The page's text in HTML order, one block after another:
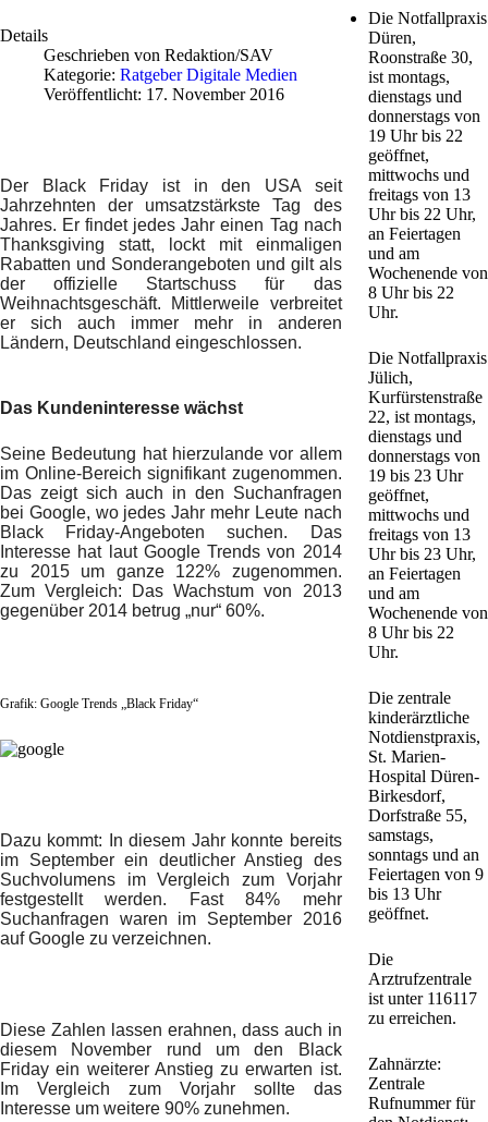
Details
Geschrieben von Redaktion/SAV
Kategorie: Ratgeber Digitale Medien
Veröffentlicht: 17. November 2016
Der Black Friday ist in den USA seit
Jahrzehnten der umsatzstärkste Tag des
Jahres. Er findet jedes Jahr einen Tag nach
Thanksgiving statt, lockt mit einmaligen
Rabatten und Sonderangeboten und gilt als
der offizielle Startschuss für das
Weihnachtsgeschäft. Mittlerweile verbreitet
er sich auch immer mehr in anderen
Ländern, Deutschland eingeschlossen.
Das Kundeninteresse wächst
Seine Bedeutung hat hierzulande vor allem
im Online-Bereich signifikant zugenommen.
Das zeigt sich auch in den Suchanfragen
bei Google, wo jedes Jahr mehr Leute nach
Black Friday-Angeboten suchen. Das
Interesse hat laut Google Trends von 2014
zu 2015 um ganze 122% zugenommen.
Zum Vergleich: Das Wachstum von 2013
gegenüber 2014 betrug „nur“ 60%.
Grafik: Google Trends „Black Friday“
Dazu kommt: In diesem Jahr konnte bereits
im September ein deutlicher Anstieg des
Suchvolumens im Vergleich zum Vorjahr
festgestellt werden. Fast 84% mehr
Suchanfragen waren im September 2016
auf Google zu verzeichnen.
Diese Zahlen lassen erahnen, dass auch in
diesem November rund um den Black
Friday ein weiterer Anstieg zu erwarten ist.
Im Vergleich zum Vorjahr sollte das
Interesse um weitere 90% zunehmen.
Die Notfallpraxis
Düren,
Roonstraße 30,
ist montags,
dienstags und
donnerstags von
19 Uhr bis 22
geöffnet,
mittwochs und
freitags von 13
Uhr bis 22 Uhr,
an Feiertagen
und am
Wochenende von
8 Uhr bis 22
Uhr.
Die Notfallpraxis
Jülich,
Kurfürstenstraße
22, ist montags,
dienstags und
donnerstags von
19 bis 23 Uhr
geöffnet,
mittwochs und
freitags von 13
Uhr bis 23 Uhr,
an Feiertagen
und am
Wochenende von
8 Uhr bis 22
Uhr.
Die zentrale
kinderärztliche
Notdienstpraxis,
St. Marien-
Hospital Düren-
Birkesdorf,
Dorfstraße 55,
samstags,
sonntags und an
Feiertagen von 9
bis 13 Uhr
geöffnet.
Die
Arztrufzentrale
ist unter 116117
zu erreichen.
Zahnärzte:
Zentrale
Rufnummer für